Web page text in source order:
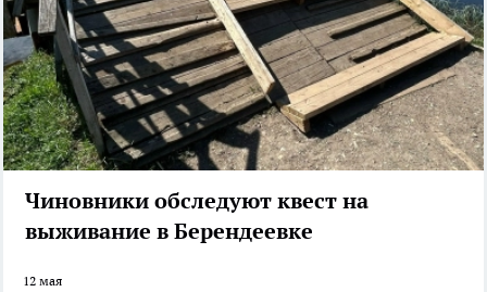
Чиновники обследуют квест на
выживание в Берендеевке
12 мая